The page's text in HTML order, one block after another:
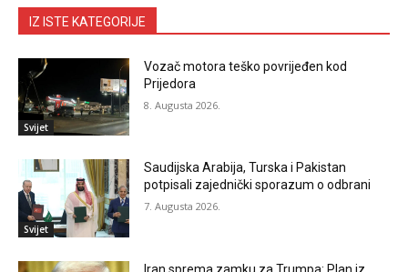
IZ ISTE KATEGORIJE
Svijet
Vozač motora teško povrijeđen kod
Prijedora
8. Augusta 2026.
Svijet
Saudijska Arabija, Turska i Pakistan
potpisali zajednički sporazum o odbrani
7. Augusta 2026.